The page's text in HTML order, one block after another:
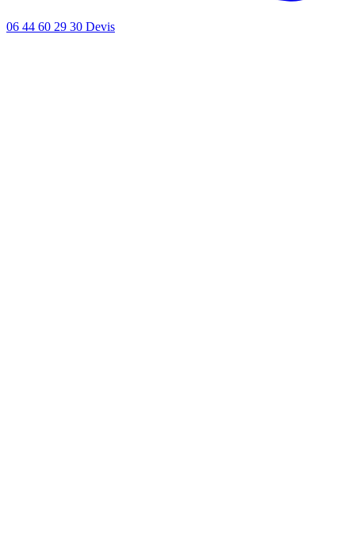
06 44 60 29 30 Devis